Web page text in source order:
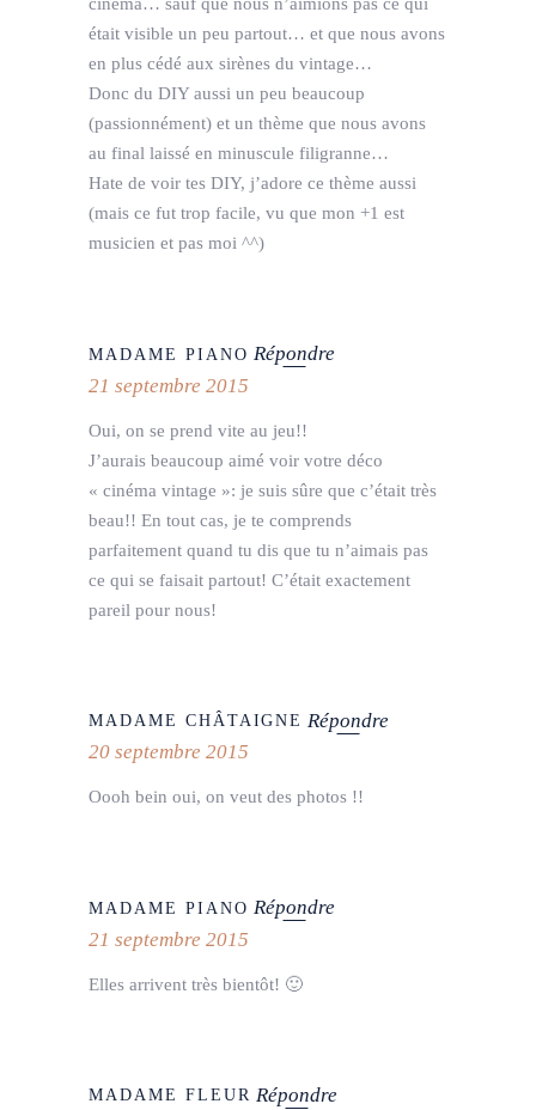
était visible un peu partout… et que nous avons
en plus cédé aux sirènes du vintage…
Donc du DIY aussi un peu beaucoup
(passionnément) et un thème que nous avons
au final laissé en minuscule filigranne…
Hate de voir tes DIY, j’adore ce thème aussi
(mais ce fut trop facile, vu que mon +1 est
musicien et pas moi ^^)
MADAME PIANO Répondre
21 septembre 2015
Oui, on se prend vite au jeu!!
J’aurais beaucoup aimé voir votre déco
« cinéma vintage »: je suis sûre que c’était très
beau!! En tout cas, je te comprends
parfaitement quand tu dis que tu n’aimais pas
ce qui se faisait partout! C’était exactement
pareil pour nous!
MADAME CHÂTAIGNE Répondre
20 septembre 2015
Oooh bein oui, on veut des photos !!
MADAME PIANO Répondre
21 septembre 2015
Elles arrivent très bientôt! 🙂
MADAME FLEUR Répondre